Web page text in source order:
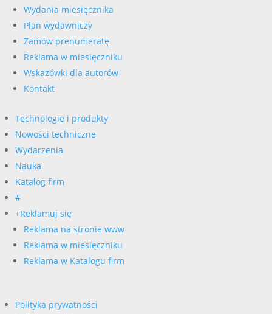
Wydania miesięcznika
Plan wydawniczy
Zamów prenumeratę
Reklama w miesięczniku
Wskazówki dla autorów
Kontakt
Technologie i produkty
Nowości techniczne
Wydarzenia
Nauka
Katalog firm
#
+Reklamuj się
Reklama na stronie www
Reklama w miesięczniku
Reklama w Katalogu firm
Polityka prywatności